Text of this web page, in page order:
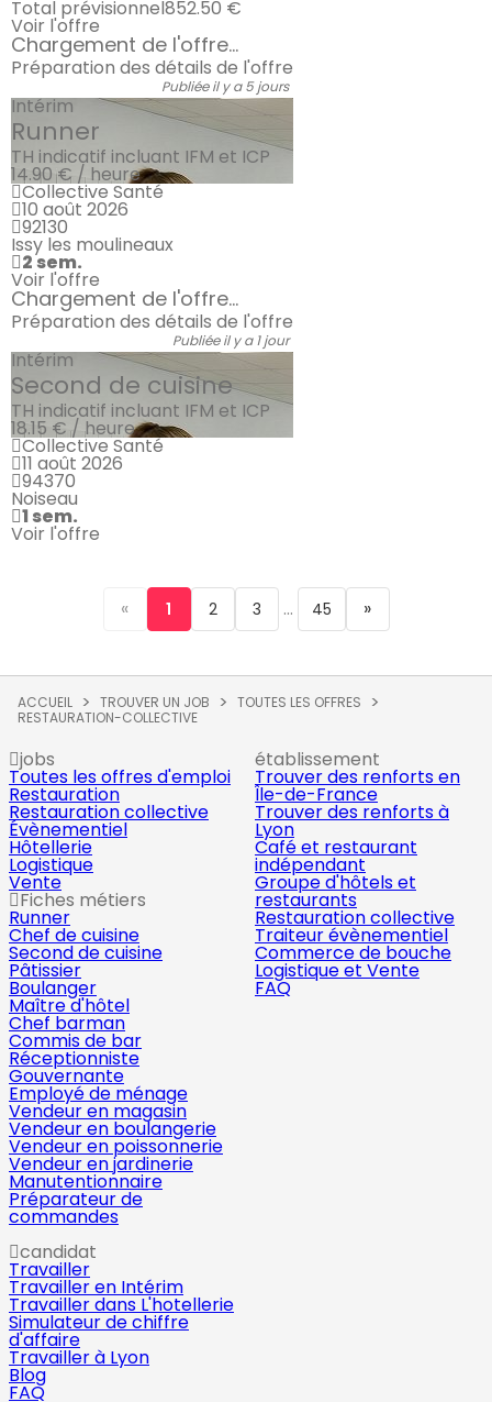
Total prévisionnel852.50 €
Voir l'offre
Chargement de l'offre...
Préparation des détails de l'offre
Publiée il y a 5 jours
Intérim
Runner
TH indicatif incluant IFM et ICP
14.90 € / heure
Collective Santé
10 août 2026
92130
Issy les moulineaux
2 sem.
Voir l'offre
Chargement de l'offre...
Préparation des détails de l'offre
Publiée il y a 1 jour
Intérim
Second de cuisine
TH indicatif incluant IFM et ICP
18.15 € / heure
Collective Santé
11 août 2026
94370
Noiseau
1 sem.
Voir l'offre
« 1 2 3 ... 45 »
ACCUEIL TROUVER UN JOB
TOUTES LES OFFRES
RESTAURATION-COLLECTIVE
jobs
Toutes les offres d'emploi
Restauration
Restauration collective
Évènementiel
Hôtellerie
Logistique
Vente
Fiches métiers
Runner
Chef de cuisine
Second de cuisine
Pâtissier
Boulanger
Maître d'hôtel
Chef barman
Commis de bar
Réceptionniste
Gouvernante
Employé de ménage
Vendeur en magasin
Vendeur en boulangerie
Vendeur en poissonnerie
Vendeur en jardinerie
Manutentionnaire
Préparateur de
commandes
établissement
Trouver des renforts en
Île-de-France
Trouver des renforts à
Lyon
Café et restaurant
indépendant
Groupe d'hôtels et
restaurants
Restauration collective
Traiteur évènementiel
Commerce de bouche
Logistique et Vente
FAQ
candidat
Travailler
Travailler en Intérim
Travailler dans L'hotellerie
Simulateur de chiffre
d'affaire
Travailler à Lyon
Blog
FAQ